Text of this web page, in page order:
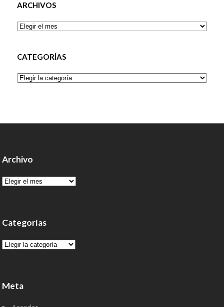
ARCHIVOS
Archivos
CATEGORÍAS
Categorías
Archivo
Archivo
Categorías
Categorías
Meta